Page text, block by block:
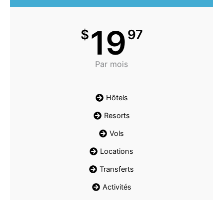
$1997
Par mois
Hôtels
Resorts
Vols
Locations
Transferts
Activités